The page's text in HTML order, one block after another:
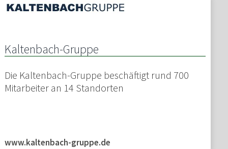
Kaltenbach-Gruppe
Die Kaltenbach-Gruppe beschäftigt rund 700
Mitarbeiter an 14 Standorten
www.kaltenbach-gruppe.de